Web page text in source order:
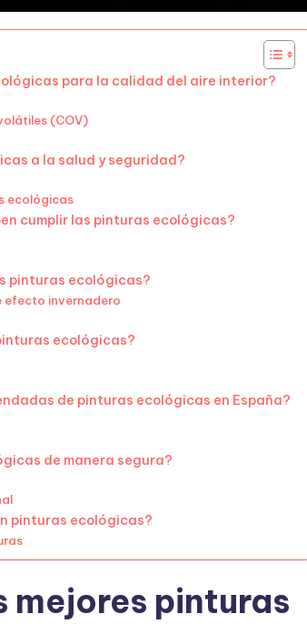
para la calidad del aire interior?
(COV)
a la salud y seguridad?
ecológicas
cumplir las pinturas ecológicas?
pinturas ecológicas?
efecto invernadero
ecológicas?
de pinturas ecológicas en España?
de manera segura?
pinturas ecológicas?
mejores pinturas